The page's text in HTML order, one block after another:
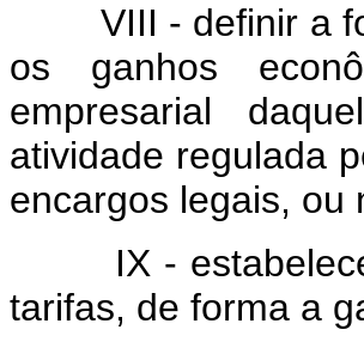
VIII - definir a
os ganhos
empresarial
atividade regulada
encargos legais, ou
IX - estabelecer
tarifas, de forma a